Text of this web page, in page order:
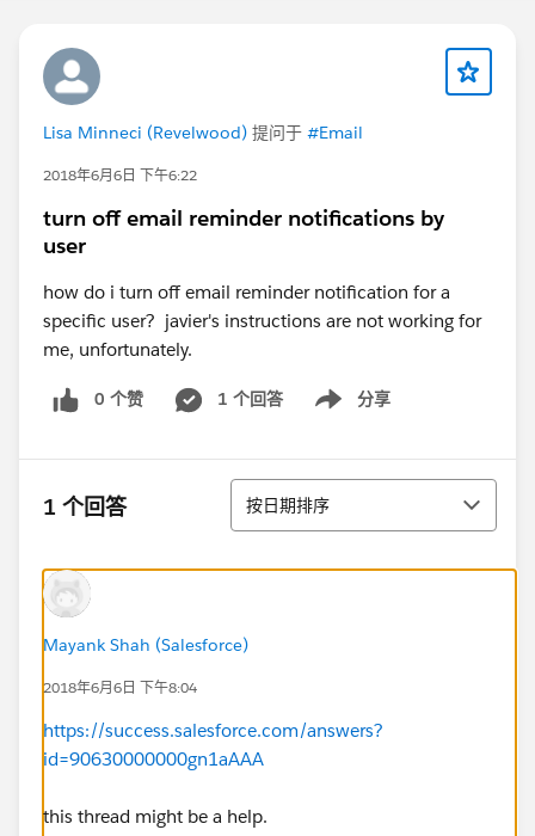
Lisa Minneci (Revelwood) 提问于 #Email
2018年6月6日 下午6:22
turn off email reminder notifications by
user
how do i turn off email reminder notification for a
specific user? javier's instructions are not working for
me, unfortunately.
0 个赞 1 个回答 分享
Show menu
1 个回答 排序
按日期排序
Mayank Shah (Salesforce)
2018年6月6日 下午8:04
https://success.salesforce.com/answers?
id=90630000000gn1aAAA
this thread might be a help.